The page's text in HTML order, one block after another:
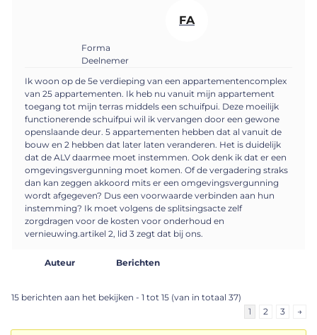
FA
Forma
Deelnemer
Ik woon op de 5e verdieping van een appartementencomplex
van 25 appartementen. Ik heb nu vanuit mijn appartement
toegang tot mijn terras middels een schuifpui. Deze moeilijk
functionerende schuifpui wil ik vervangen door een gewone
openslaande deur. 5 appartementen hebben dat al vanuit de
bouw en 2 hebben dat later laten veranderen. Het is duidelijk
dat de ALV daarmee moet instemmen. Ook denk ik dat er een
omgevingsvergunning moet komen. Of de vergadering straks
dan kan zeggen akkoord mits er een omgevingsvergunning
wordt afgegeven? Dus een voorwaarde verbinden aan hun
instemming? Ik moet volgens de splitsingsacte zelf
zorgdragen voor de kosten voor onderhoud en
vernieuwing.artikel 2, lid 3 zegt dat bij ons.
Auteur Berichten
15 berichten aan het bekijken - 1 tot 15 (van in totaal 37)
1
2 3 →